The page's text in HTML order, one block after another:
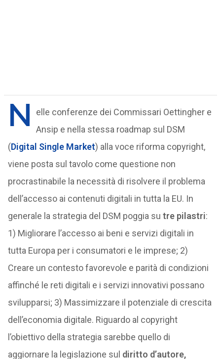
N
elle conferenze dei Commissari Oettingher e
Ansip e nella stessa roadmap sul DSM
(Digital Single Market) alla voce riforma copyright,
viene posta sul tavolo come questione non
procrastinabile la necessità di risolvere il problema
dell’accesso ai contenuti digitali in tutta la EU. In
generale la strategia del DSM poggia su tre pilastri:
1) Migliorare l’accesso ai beni e servizi digitali in
tutta Europa per i consumatori e le imprese; 2)
Creare un contesto favorevole e parità di condizioni
affinché le reti digitali e i servizi innovativi possano
svilupparsi; 3) Massimizzare il potenziale di crescita
dell’economia digitale. Riguardo al copyright
l’obiettivo della strategia sarebbe quello di
aggiornare la legislazione sul diritto d’autore,